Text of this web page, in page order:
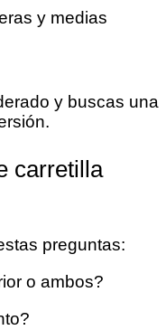
y medias
y buscas una
carretilla
preguntas:
o ambos?